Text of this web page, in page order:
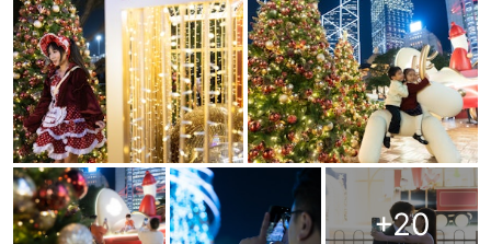
+20